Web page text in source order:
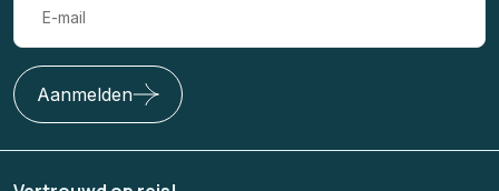
Aanmelden